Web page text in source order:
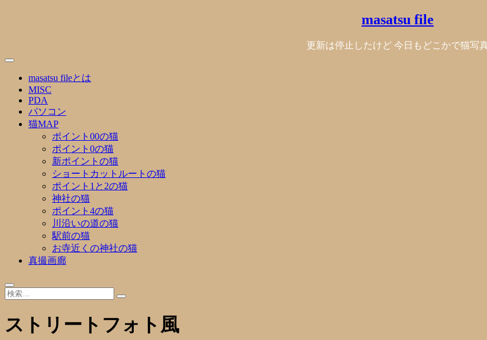
masatsu file
更新は停止したけど 今日もどこかで猫写
masatsu fileとは
MISC
PDA
パソコン
猫MAP
ポイント00の猫
ポイント0の猫
新ポイントの猫
ショートカットルートの猫
ポイント1と2の猫
神社の猫
ポイント4の猫
川沿いの道の猫
駅前の猫
お寺近くの神社の猫
真撮画廊
ストリートフォト風